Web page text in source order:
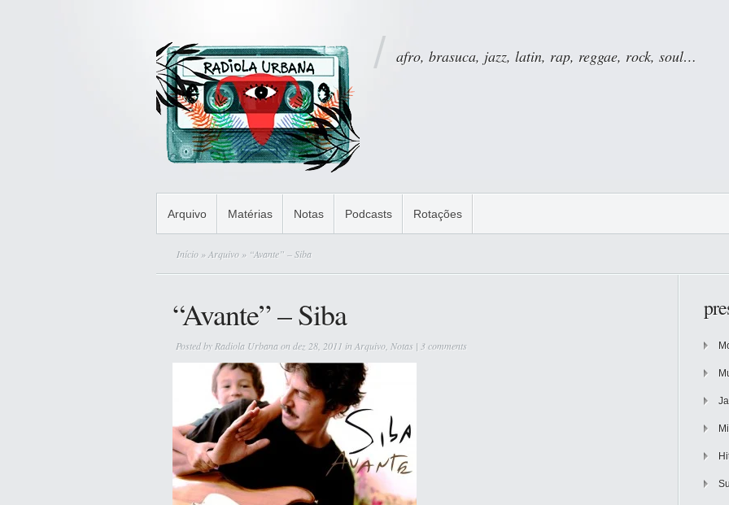
afro, brasuca, jazz, latin, rap, reggae, rock, soul…
Arquivo Matérias Notas Podcasts Rotações
Início »Arquivo » “Avante” – Siba
“Avante” – Siba
Posted by Radiola Urbanaon dez 28, 2011 inArquivo Notas | 3 comments